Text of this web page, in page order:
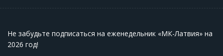
Не забудьте подписаться на еженедельник «МК-Латвия» на
2026 год!